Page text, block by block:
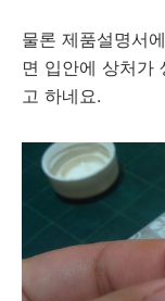
물론 제품설명서
면 입안에 상처가
고 하네요.